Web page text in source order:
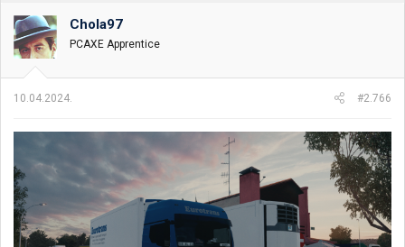
Chola97
PCAXE Apprentice
10.04.2024. #2.766